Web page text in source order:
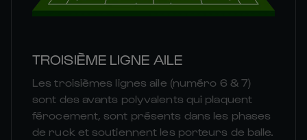
TROISIÈME LIGNE AILE
Les troisièmes lignes aile (numéro 6 & 7)
sont des avants polyvalents qui plaquent
férocement, sont présents dans les phases
de ruck et soutiennent les porteurs de balle.